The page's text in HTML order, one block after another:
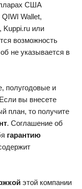
США
Wallet,
Kuppi.ru или
возможность
не указывается в
полугодовые и
вы внесете
план, то получите
. Соглашение об
гарантию
этой компании